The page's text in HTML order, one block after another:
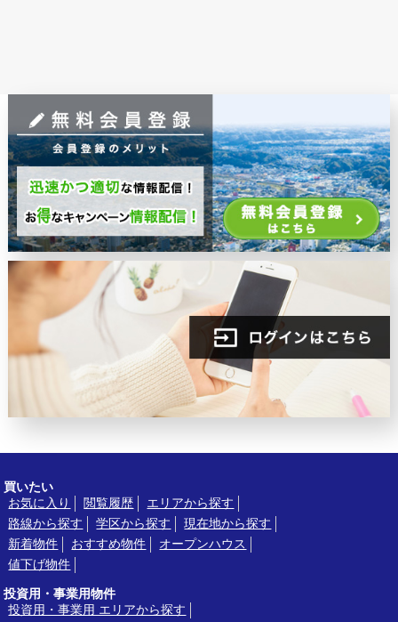
買いたい
お気に入り
閲覧履歴
エリアから探す
路線から探す
学区から探す
現在地から探す
新着物件
おすすめ物件
オープンハウス
値下げ物件
投資用・事業用物件
投資用・事業用 エリアから探す